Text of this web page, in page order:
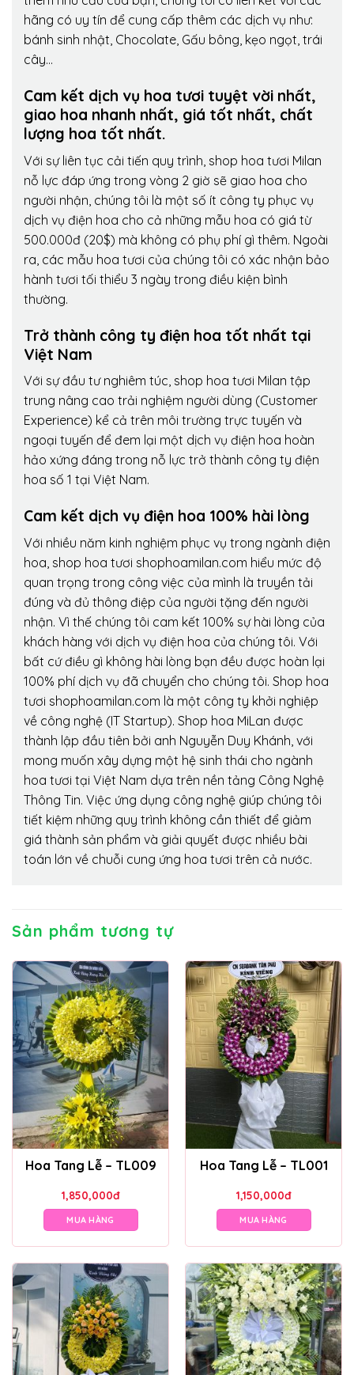
hãng có uy tín để cung cấp thêm các dịch vụ như:
bánh sinh nhật, Chocolate, Gấu bông, kẹo ngọt, trái
cây…
Cam kết dịch vụ hoa tươi tuyệt vời nhất,
giao hoa nhanh nhất, giá tốt nhất, chất
lượng hoa tốt nhất.
Với sự liên tục cải tiến quy trình, shop hoa tươi Milan
nỗ lực đáp ứng trong vòng 2 giờ sẽ giao hoa cho
người nhận, chúng tôi là một số ít công ty phục vụ
dịch vụ điện hoa cho cả những mẫu hoa có giá từ
500.000đ (20$) mà không có phụ phí gì thêm. Ngoài
ra, các mẫu hoa tươi của chúng tôi có xác nhận bảo
hành tươi tối thiểu 3 ngày trong điều kiện bình
thường.
Trở thành công ty điện hoa tốt nhất tại
Việt Nam
Với sự đầu tư nghiêm túc, shop hoa tươi Milan tập
trung nâng cao trải nghiệm người dùng (Customer
Experience) kể cả trên môi trường trực tuyến và
ngoại tuyến để đem lại một dịch vụ điện hoa hoàn
hảo xứng đáng trong nỗ lực trở thành công ty điện
hoa số 1 tại Việt Nam.
Cam kết dịch vụ điện hoa 100% hài lòng
Với nhiều năm kinh nghiệm phục vụ trong ngành điện
hoa, shop hoa tươi shophoamilan.com hiểu mức độ
quan trọng trong công việc của mình là truyền tải
đúng và đủ thông điệp của người tặng đến người
nhận. Vì thế chúng tôi cam kết 100% sự hài lòng của
khách hàng với dịch vụ điện hoa của chúng tôi. Với
bất cứ điều gì không hài lòng bạn đều được hoàn lại
100% phí dịch vụ đã chuyển cho chúng tôi. Shop hoa
tươi shophoamilan.com là một công ty khởi nghiệp
về công nghệ (IT Startup). Shop hoa MiLan được
thành lập đầu tiên bởi anh Nguyễn Duy Khánh, với
mong muốn xây dựng một hệ sinh thái cho ngành
hoa tươi tại Việt Nam dựa trên nền tảng Công Nghệ
Thông Tin. Việc ứng dụng công nghệ giúp chúng tôi
tiết kiệm những quy trình không cần thiết để giảm
giá thành sản phẩm và giải quyết được nhiều bài
toán lớn về chuỗi cung ứng hoa tươi trên cả nước.
Sản phẩm tương tự
Hoa Tang Lễ – TL009
1,850,000đ
MUA HÀNG
Hoa Tang Lễ – TL001
1,150,000đ
MUA HÀNG